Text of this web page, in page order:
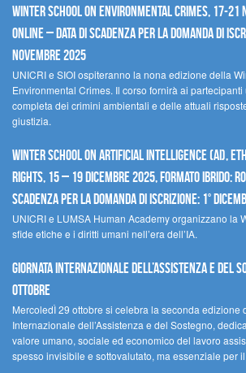
Winter School on Environmental Crimes, 17-21
Online – Data di scadenza per la domanda di
novembre 2025
UNICRI e SIOI ospiteranno la nona edizione della
Environmental Crimes. Il corso fornirà ai
completa dei crimini ambientali e delle attuali
giustizia.
Winter School on Artificial Intelligence (AI),
Rights, 15 – 19 dicembre 2025, Formato Ibrido:
scadenza per la domanda di iscrizione: 1°
UNICRI e LUMSA Human Academy organizzano la
sfide etiche e i diritti umani nell’era dell’IA.
Giornata internazionale dell’assistenza e del
ottobre
MercoledÌ 29 ottobre si celebra la seconda edizione
Internazionale dell’Assistenza e del Sostegno,
valore umano, sociale ed economico del lavoro
spesso invisibile e sottovalutato, ma essenziale per